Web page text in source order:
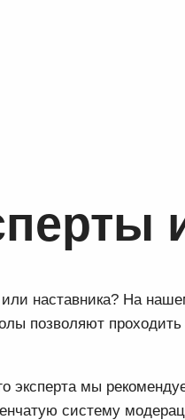
наставника? На
позволяют
эксперта мы
систему